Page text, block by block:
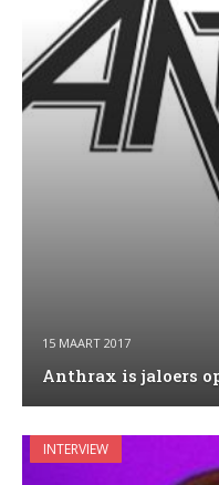
15 MAART 2017
Anthrax is jaloers
INTERVIEW